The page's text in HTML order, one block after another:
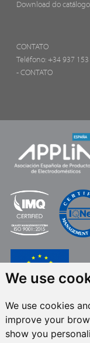
We use
We use cookies
improve your
show you
Download do catálogo
CONTATO
Teléfono: +34 937 153
- CONTATO
FRECAN S.L.U.
,No
ICEX e co-financiamento
contribuir para o
ambiente. Fundo